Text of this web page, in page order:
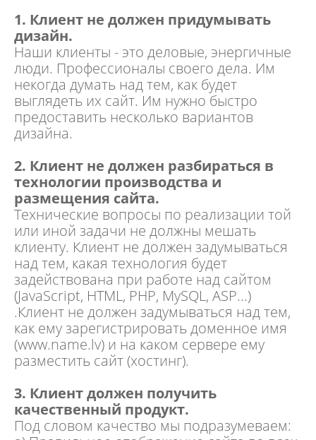
1. Клиент не должен придумывать
дизайн.
Наши клиенты - это деловые, энергичные
люди. Профессионалы своего дела. Им
некогда думать над тем, как будет
выглядеть их сайт. Им нужно быстро
предоставить несколько вариантов
дизайна.
2. Клиент не должен разбираться в
технологии производства и
размещения сайта.
Технические вопросы по реализации той
или иной задачи не должны мешать
клиенту. Клиент не должен задумываться
над тем, какая технология будет
задействована при работе над сайтом
(JavaScript, HTML, PHP, MySQL, ASP...)
.Клиент не должен задумываться над тем,
как ему зарегистрировать доменное имя
(www.name.lv) и на каком сервере ему
разместить сайт (хостинг).
3. Клиент должен получить
качественный продукт.
Под словом качество мы подразумеваем: